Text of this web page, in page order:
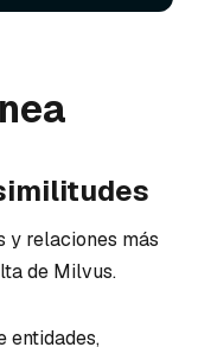
y relaciones más
de Milvus.
entidades,